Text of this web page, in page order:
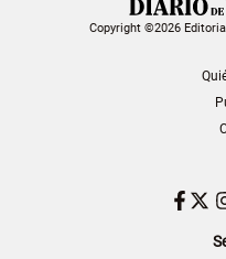
Copyright ©2026